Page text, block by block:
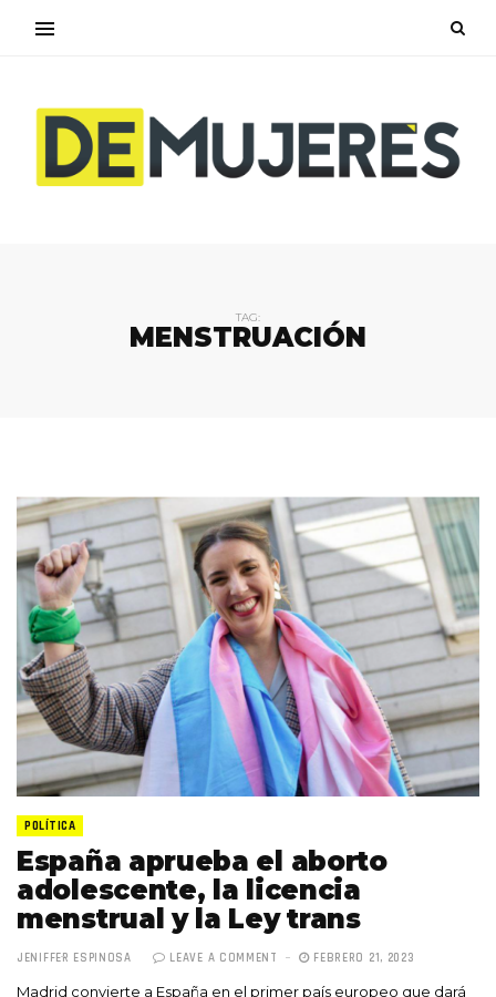
TAG:
MENSTRUACIÓN
POLÍTICA
España aprueba el aborto
adolescente, la licencia
menstrual y la Ley trans
JENIFFER ESPINOSA LEAVE A COMMENT FEBRERO 21, 2023
Madrid convierte a España en el primer país europeo que dará